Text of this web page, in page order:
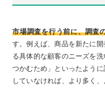
市場調査を行う前に、調査
す。例えば、商品を新たに
る具体的な顧客のニーズを
つかむため」といったよう
していなければ、より多く